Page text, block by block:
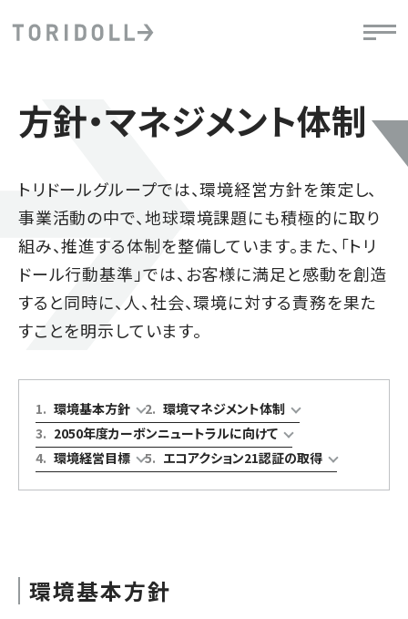
方針・マネジメント体制
トリドールグループでは、環境経営方針を策定し、
事業活動の中で、地球環境課題にも積極的に取り
組み、推進する体制を整備しています。また、「トリ
ドール行動基準」では、お客様に満足と感動を創造
すると同時に、人、社会、環境に対する責務を果た
すことを明示しています。
1. 環境基本方針 2. 環境マネジメント体制
3. 2050年度カーボンニュートラルに向けて
4. 環境経営目標 5. エコアクション21認証の取得
環境基本方針